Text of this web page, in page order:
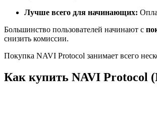
Копирование торговли
Присоединяйтесь к лучшим
Лучше всего для начинающих:
Большинство пользователей начинают с
снизить комиссии.
Покупка NAVI Protocol занимает всего
Как купить NAVI Protocol